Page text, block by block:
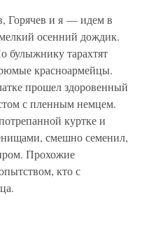
Горячев и я — идем в
осенний дождик.
булыжнику тарахтят
красноармейцы.
прошел здоровенный
с пленным немцем.
куртке и
смешно семенил,
Прохожие
кто с